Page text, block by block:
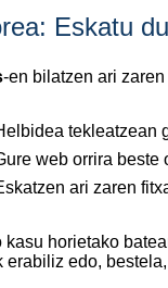
Eskatu
-en bilatzen ari
tekleatzean
web orrira beste
ari zaren
kasu horietako
erabiliz edo,